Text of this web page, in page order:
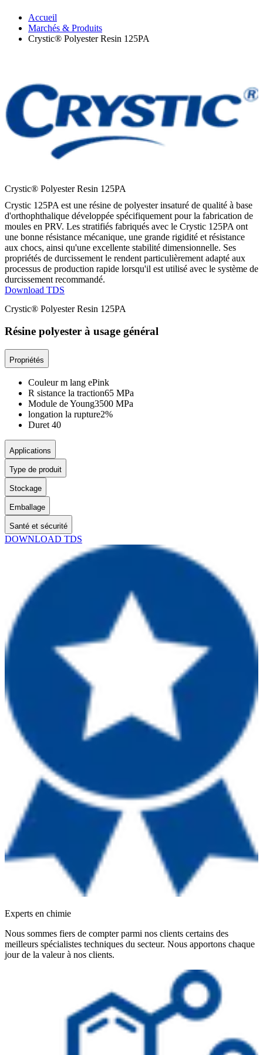
Accueil
Marchés & Produits
Crystic® Polyester Resin 125PA
Crystic® Polyester Resin 125PA
Crystic 125PA est une résine de polyester insaturé de qualité à base
d'orthophthalique développée spécifiquement pour la fabrication de
moules en PRV. Les stratifiés fabriqués avec le Crystic 125PA ont
une bonne résistance mécanique, une grande rigidité et résistance
aux chocs, ainsi qu'une excellente stabilité dimensionnelle. Ses
propriétés de durcissement le rendent particulièrement adapté aux
processus de production rapide lorsqu'il est utilisé avec le système de
durcissement recommandé.
Download TDS
Crystic® Polyester Resin 125PA
Résine polyester à usage général
Propriétés
Couleur m lang ePink
R sistance la traction65 MPa
Module de Young3500 MPa
longation la rupture2%
Duret 40
Applications
Type de produit
Stockage
Emballage
Santé et sécurité
DOWNLOAD TDS
Experts en chimie
Nous sommes fiers de compter parmi nos clients certains des
meilleurs spécialistes techniques du secteur. Nous apportons chaque
jour de la valeur à nos clients.